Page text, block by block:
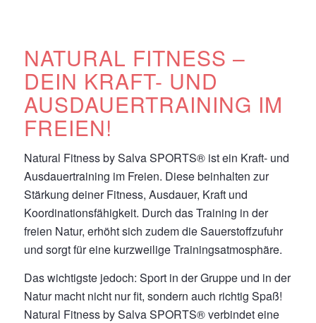
NATURAL FITNESS –
DEIN KRAFT- UND
AUSDAUERTRAINING IM
FREIEN!
Natural Fitness by Salva SPORTS® ist ein Kraft- und
Ausdauertraining im Freien. Diese beinhalten zur
Stärkung deiner Fitness, Ausdauer, Kraft und
Koordinationsfähigkeit. Durch das Training in der
freien Natur, erhöht sich zudem die Sauerstoffzufuhr
und sorgt für eine kurzweilige Trainingsatmosphäre.
Das wichtigste jedoch: Sport in der Gruppe und in der
Natur macht nicht nur fit, sondern auch richtig Spaß!
Natural Fitness by Salva SPORTS® verbindet eine